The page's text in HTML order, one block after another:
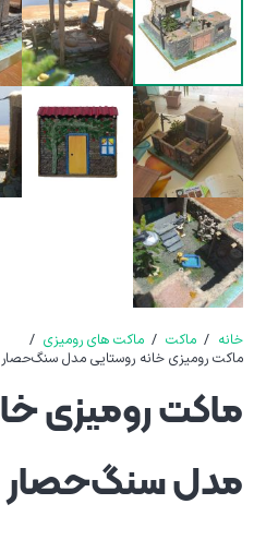
خانه / ماکت / ماکت های رومیزی /
ماکت رومیزی خانه روستایی مدل سنگ‌حصار
ماکت رومیزی
مدل سنگ‌حصار